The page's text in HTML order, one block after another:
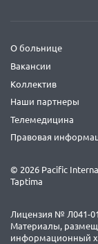
О больнице
Вакансии
Коллектив
Наши партнеры
Телемедицина
Правовая
© 2026 Pacific
Taptima
Лицензия № Л041-
Материалы,
информационный